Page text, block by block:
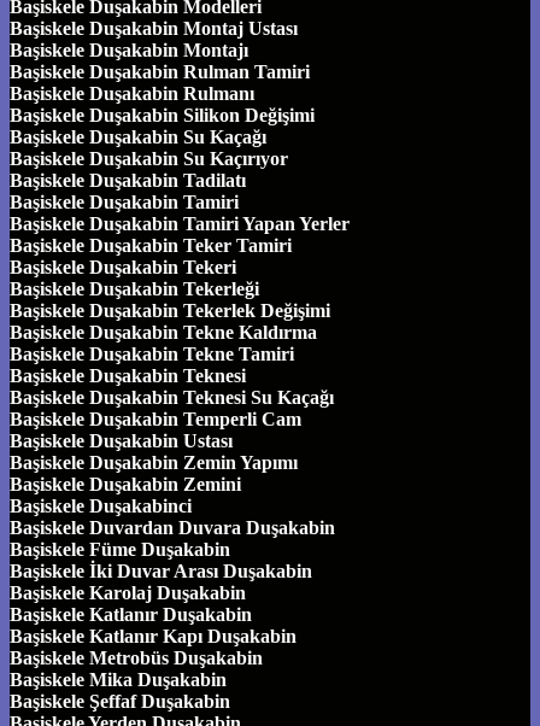
Başiskele Duşakabin Modelleri
Başiskele Duşakabin Montaj Ustası
Başiskele Duşakabin Montajı
Başiskele Duşakabin Rulman Tamiri
Başiskele Duşakabin Rulmanı
Başiskele Duşakabin Silikon Değişimi
Başiskele Duşakabin Su Kaçağı
Başiskele Duşakabin Su Kaçırıyor
Başiskele Duşakabin Tadilatı
Başiskele Duşakabin Tamiri
Başiskele Duşakabin Tamiri Yapan Yerler
Başiskele Duşakabin Teker Tamiri
Başiskele Duşakabin Tekeri
Başiskele Duşakabin Tekerleği
Başiskele Duşakabin Tekerlek Değişimi
Başiskele Duşakabin Tekne Kaldırma
Başiskele Duşakabin Tekne Tamiri
Başiskele Duşakabin Teknesi
Başiskele Duşakabin Teknesi Su Kaçağı
Başiskele Duşakabin Temperli Cam
Başiskele Duşakabin Ustası
Başiskele Duşakabin Zemin Yapımı
Başiskele Duşakabin Zemini
Başiskele Duşakabinci
Başiskele Duvardan Duvara Duşakabin
Başiskele Füme Duşakabin
Başiskele İki Duvar Arası Duşakabin
Başiskele Karolaj Duşakabin
Başiskele Katlanır Duşakabin
Başiskele Katlanır Kapı Duşakabin
Başiskele Metrobüs Duşakabin
Başiskele Mika Duşakabin
Başiskele Şeffaf Duşakabin